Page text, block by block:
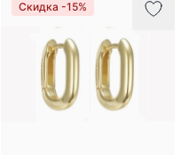
Скидка -15%